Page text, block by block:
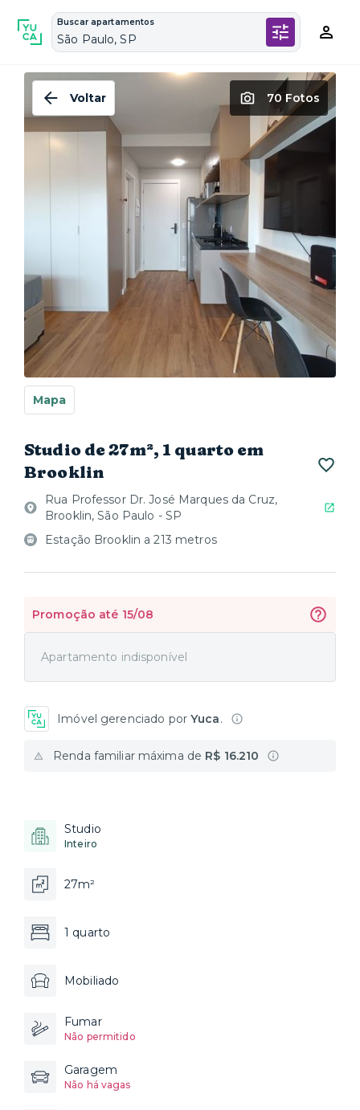
Buscar apartamentos
São Paulo, SP
Voltar 70 Fotos
Mapa
Studio de 27m², 1 quarto em
Brooklin
Rua Professor Dr. José Marques da Cruz,
Brooklin, São Paulo - SP
Estação Brooklin a 213 metros
Promoção até 15/08
Apartamento indisponível
Imóvel gerenciado porYuca.
Renda familiar máxima de R$ 16.210
Studio
Inteiro
27m²
1 quarto
Mobiliado
Fumar
Não permitido
Garagem
Não há vagas